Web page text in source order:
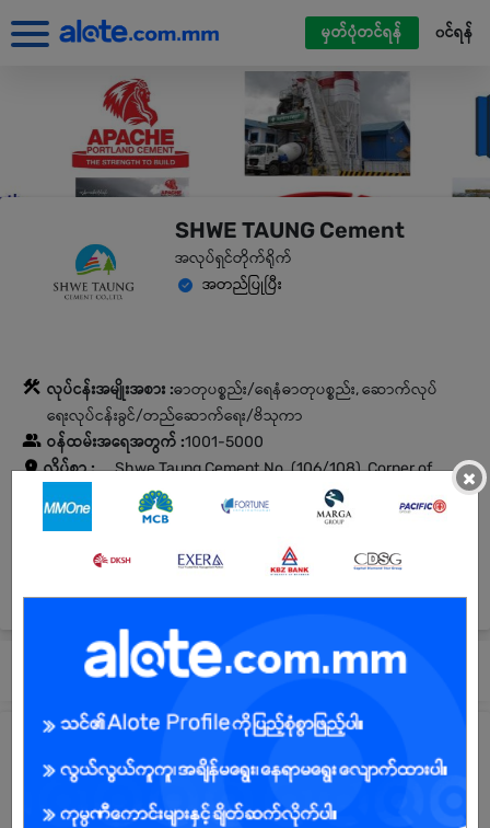
မှတ်ပုံတင်ရန် ၀င်ရန်
SHWE TAUNG Cement
အလုပ်ရှင်တိုက်ရိုက်
အတည်ပြုပြီး
လုပ်ငန်းအမျိုးအစား :ဓာတုပစ္စည်း/ရေနံဓာတုပစ္စည်း, ဆောက်လုပ်
ရေးလုပ်ငန်းခွင်/တည်ဆောက်ရေး/ဗိသုကာ
ဝန်ထမ်းအရေအတွက် :1001-5000
လိပ်စာ :
Shwe Taung Cement.No. (106/108), Corner of
Hnin Si Kone Street & Min Ye Kyaw Zwar Road,
Alone Township, Yangon, Myanmar.,High Tech
Concrete. No.(1/B), Yan Gyi Aung Road, Thaketa
Industrial Estate, Thaketa Township,
Yangon.,ရန်ကုန်တိုင်း, Myanmar
သင့်တော်ရာအလုပ် ခေါ်ရန်လျှောက်ပါ!
ကုမ္ပဏီ၏မျှော်မှန်းချက်နှင့်တာဝန်
Shwe Taung Building Materials သည် မြန်မာနိုင်ငံတွင် ဘိလပ်မြေ၊ အသ
င့်ဖျော်ကွန်ကရစ် ၊ အသင့်သုံးကွန်ကရစ်ပြားနှင့် ဆက်စပ်ဝန်ဆောင်မှုများ
×